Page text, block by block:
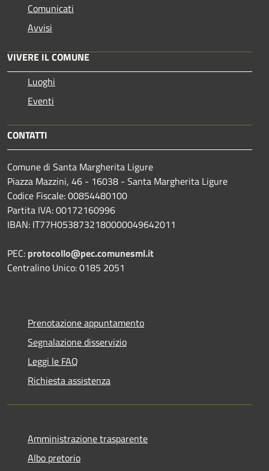
Comunicati
Avvisi
VIVERE IL COMUNE
Luoghi
Eventi
CONTATTI
Comune di Santa Margherita Ligure
Piazza Mazzini, 46 - 16038 - Santa Margherita Ligure
Codice Fiscale: 00854480100
Partita IVA: 00172160996
IBAN: IT77H0538732180000049642011
PEC: protocollo@pec.comunesml.it
Centralino Unico: 0185 2051
Prenotazione appuntamento
Segnalazione disservizio
Leggi le FAQ
Richiesta assistenza
Amministrazione trasparente
Albo pretorio